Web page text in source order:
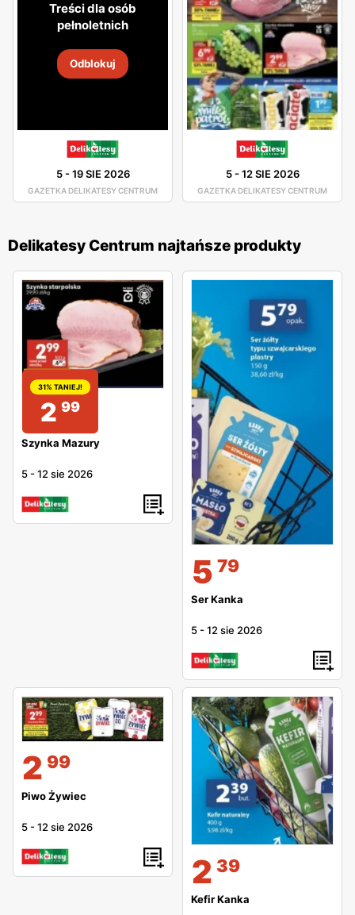
Treści dla osób
pełnoletnich
Odblokuj
5-19 SIE 2026
GAZETKA DELIKATESY CENTRUM
5-12 SIE 2026
GAZETKA DELIKATESY CENTRUM
Delikatesy Centrum najtańsze produkty
31% TANIEJ!
2 99
Szynka Mazury
5 -12 sie 2026
5 79
Ser Kanka
5 -12 sie 2026
2 99
Piwo Żywiec
5 -12 sie 2026
2 39
Kefir Kanka